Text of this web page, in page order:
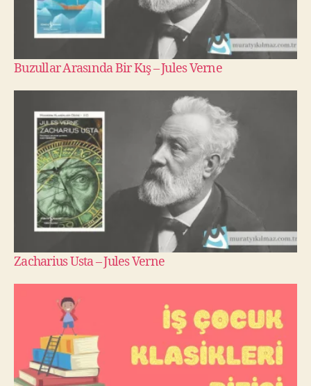
Buzullar Arasında Bir Kış – Jules Verne
Zacharius Usta – Jules Verne